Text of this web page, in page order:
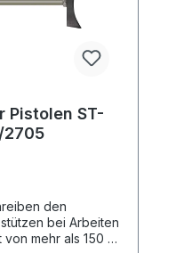
Pistolen ST-
den
bei Arbeiten
mehr als 150 N